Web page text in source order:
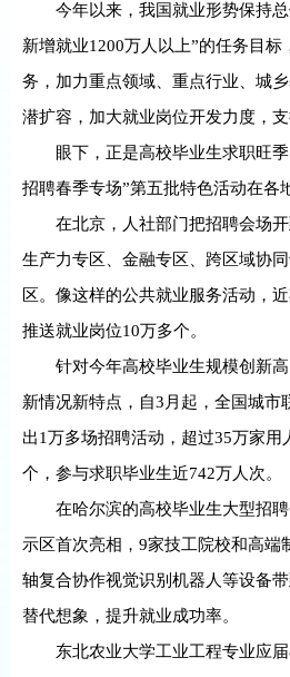
今年以来，我国就业形势保持
新增就业1200万人以上”的任务目标
务，加力重点领域、重点行业、城
潜扩容，加大就业岗位开发力度，支
眼下，正是高校毕业生求职旺
招聘春季专场”第五批特色活动在各
在北京，人社部门把招聘会场
生产力专区、金融专区、跨区域协
区。像这样的公共就业服务活动，
推送就业岗位10万多个。
针对今年高校毕业生规模创新
新情况新特点，自3月起，全国城市
出1万多场招聘活动，超过35万家用
个，参与求职毕业生近742万人次。
在哈尔滨的高校毕业生大型招
示区首次亮相，9家技工院校和高端
轴复合协作视觉识别机器人等设备
替代想象，提升就业成功率。
东北农业大学工业工程专业应